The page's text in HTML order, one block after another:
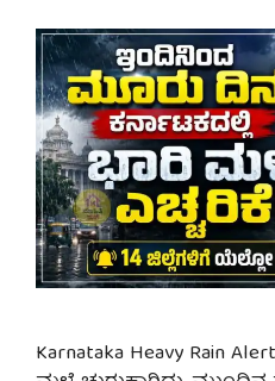
Karnataka Heavy Rain